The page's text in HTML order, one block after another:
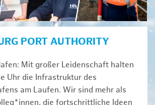
PORT AUTHORITY
Mit großer Leidenschaft halten
Uhr die Infrastruktur des
am Laufen. Wir sind mehr als
die fortschrittliche Ideen